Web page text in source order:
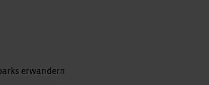
erwandern